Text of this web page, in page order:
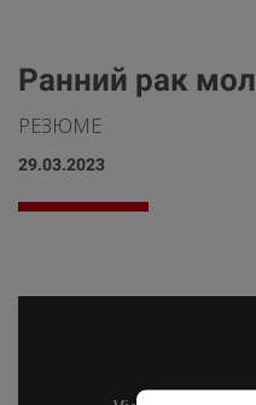
Ранний рак
РЕЗЮМЕ
29.03.2023